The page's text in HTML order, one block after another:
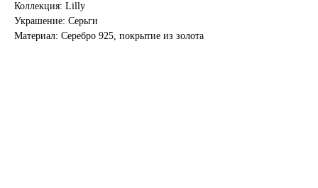
Коллекция: Lilly
Украшение: Серьги
Материал: Серебро 925, покрытие из золота